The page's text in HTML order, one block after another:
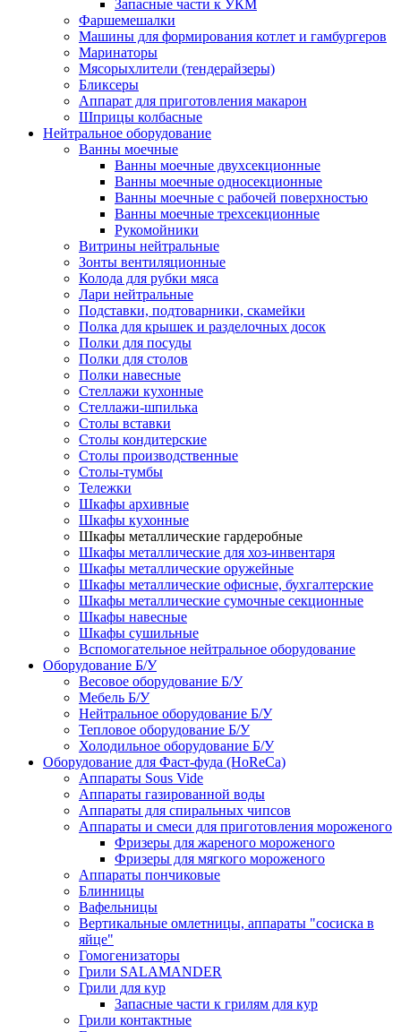
Запасные части к УКМ
Фаршемешалки
Машины для формирования котлет и гамбургеров
Маринаторы
Мясорыхлители (тендерайзеры)
Бликсеры
Аппарат для приготовления макарон
Шприцы колбасные
Нейтральное оборудование
Ванны моечные
Ванны моечные двухсекционные
Ванны моечные односекционные
Ванны моечные с рабочей поверхностью
Ванны моечные трехсекционные
Рукомойники
Витрины нейтральные
Зонты вентиляционные
Колода для рубки мяса
Лари нейтральные
Подставки, подтоварники, скамейки
Полка для крышек и разделочных досок
Полки для посуды
Полки для столов
Полки навесные
Стеллажи кухонные
Стеллажи-шпилька
Столы вставки
Столы кондитерские
Столы производственные
Столы-тумбы
Тележки
Шкафы архивные
Шкафы кухонные
Шкафы металлические гардеробные
Шкафы металлические для хоз-инвентаря
Шкафы металлические оружейные
Шкафы металлические офисные, бухгалтерские
Шкафы металлические сумочные секционные
Шкафы навесные
Шкафы сушильные
Вспомогательное нейтральное оборудование
Оборудование Б/У
Весовое оборудование Б/У
Мебель Б/У
Нейтральное оборудование Б/У
Тепловое оборудование Б/У
Холодильное оборудование Б/У
Оборудование для Фаст-фуда (HoReCa)
Аппараты Sous Vide
Аппараты газированной воды
Аппараты для спиральных чипсов
Аппараты и смеси для приготовления мороженого
Фризеры для жареного мороженого
Фризеры для мягкого мороженого
Аппараты пончиковые
Блинницы
Вафельницы
Вертикальные омлетницы, аппараты "сосиска в
яйце"
Гомогенизаторы
Грили SALAMANDER
Грили для кур
Запасные части к грилям для кур
Грили контактные